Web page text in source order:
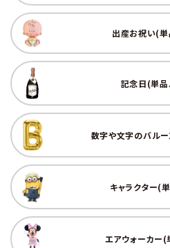
コンテンツ
ガイドライン
ACCOUNT MENU
ようこそ ゲスト 様
meeting_room ログイン person 新規会
出産お祝い(
記念日(単
数字や文字のバル
キャラクター(
エアウォーカー